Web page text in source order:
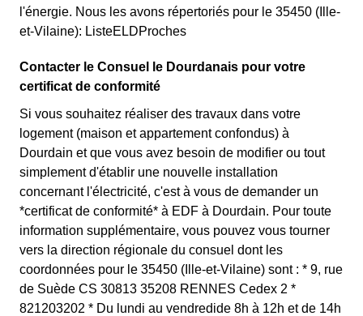
l'énergie. Nous les avons répertoriés pour le 35450 (Ille-
et-Vilaine): ListeELDProches
Contacter le Consuel le Dourdanais pour votre
certificat de conformité
Si vous souhaitez réaliser des travaux dans votre
logement (maison et appartement confondus) à
Dourdain et que vous avez besoin de modifier ou tout
simplement d'établir une nouvelle installation
concernant l'électricité, c'est à vous de demander un
*certificat de conformité* à EDF à Dourdain. Pour toute
information supplémentaire, vous pouvez vous tourner
vers la direction régionale du consuel dont les
coordonnées pour le 35450 (Ille-et-Vilaine) sont : * 9, rue
de Suède CS 30813 35208 RENNES Cedex 2 *
821203202 * Du lundi au vendredide 8h à 12h et de 14h